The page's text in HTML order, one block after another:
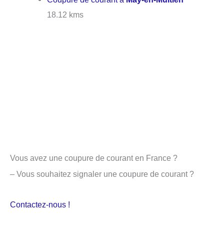
18.12 kms
Vous avez une coupure de courant en France ?
– Vous souhaitez signaler une coupure de courant ?
Contactez-nous !